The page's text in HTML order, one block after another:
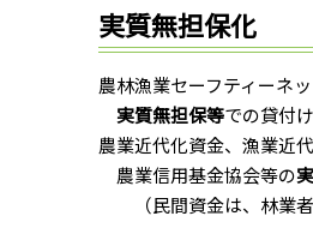
実質無担保化
農林漁業セーフティーネ
実質無担保等での貸付け
農業近代化資金、漁業近
農業信用基金協会等の
（民間資金は、林業者